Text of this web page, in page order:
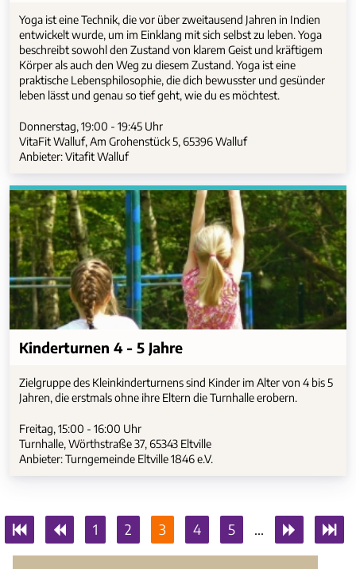
Yoga ist eine Technik, die vor über zweitausend Jahren in Indien
entwickelt wurde, um im Einklang mit sich selbst zu leben. Yoga
beschreibt sowohl den Zustand von klarem Geist und kräftigem
Körper als auch den Weg zu diesem Zustand. Yoga ist eine
praktische Lebensphilosophie, die dich bewusster und gesünder
leben lässt und genau so tief geht, wie du es möchtest.
Donnerstag, 19:00 - 19:45 Uhr
VitaFit Walluf, Am Grohenstück 5, 65396 Walluf
Anbieter: Vitafit Walluf
Kinderturnen 4 - 5 Jahre
Zielgruppe des Kleinkinderturnens sind Kinder im Alter von 4 bis 5
Jahren, die erstmals ohne ihre Eltern die Turnhalle erobern.
Freitag, 15:00 - 16:00 Uhr
Turnhalle, Wörthstraße 37, 65343 Eltville
Anbieter: Turngemeinde Eltville 1846 e.V.
1 2 3 4 5 ...